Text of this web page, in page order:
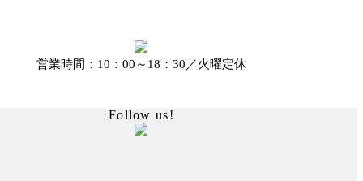
営業時間：10：00～18：30／火曜定休
Follow us!